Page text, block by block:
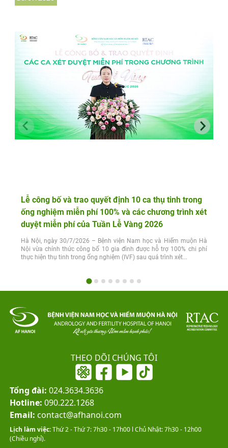
Lễ công bố và trao quyết định 10 ca thụ tinh trong
ống nghiệm miễn phí 100% và các chương trình xét
duyệt miễn phí của Tuần Lễ Vàng 2026
Hà Nội, ngày 30/7/2026 – Bệnh viện Nam học và Hiếm muộn Hà
Nội vừa chính thức công bố 10 gia đình được hỗ trợ 100% chi phí
thực hiện thụ tinh trong ống nghiệm (IVF) sau quá trình xét...
THEO DÕI CHÚNG TÔI
Tổng đài: 024.3634.3636
Hotline: 090.222.1268
Email: contact@afhanoi.com
Lịch làm việc:Thứ 2 - Thứ 7: 7h30 - 17h00 l Chủ Nhật: 7h30 - 12h00
(Chiều nghỉ).